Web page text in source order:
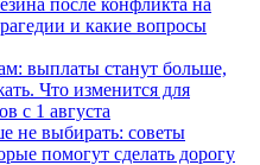
и какие вопросы
выплаты станут больше,
Что изменится для
с 1 августа
не выбирать: советы
помогут сделать дорогу